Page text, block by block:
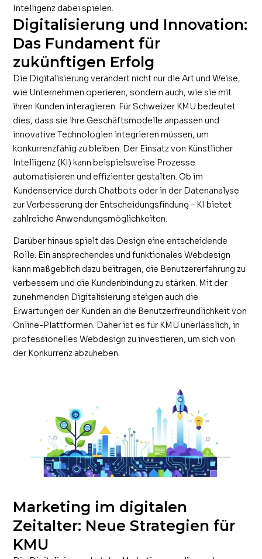
Intelligenz dabei spielen.
Digitalisierung und Innovation:
Das Fundament für
zukünftigen Erfolg
Die Digitalisierung verändert nicht nur die Art und Weise,
wie Unternehmen operieren, sondern auch, wie sie mit
ihren Kunden interagieren. Für Schweizer KMU bedeutet
dies, dass sie ihre Geschäftsmodelle anpassen und
innovative Technologien integrieren müssen, um
konkurrenzfähig zu bleiben. Der Einsatz von Künstlicher
Intelligenz (KI) kann beispielsweise Prozesse
automatisieren und effizienter gestalten. Ob im
Kundenservice durch Chatbots oder in der Datenanalyse
zur Verbesserung der Entscheidungsfindung – KI bietet
zahlreiche Anwendungsmöglichkeiten.
Darüber hinaus spielt das Design eine entscheidende
Rolle. Ein ansprechendes und funktionales Webdesign
kann maßgeblich dazu beitragen, die Benutzererfahrung zu
verbessern und die Kundenbindung zu stärken. Mit der
zunehmenden Digitalisierung steigen auch die
Erwartungen der Kunden an die Benutzerfreundlichkeit von
Online-Plattformen. Daher ist es für KMU unerlässlich, in
professionelles Webdesign zu investieren, um sich von
der Konkurrenz abzuheben.
Marketing im digitalen
Zeitalter: Neue Strategien für
KMU